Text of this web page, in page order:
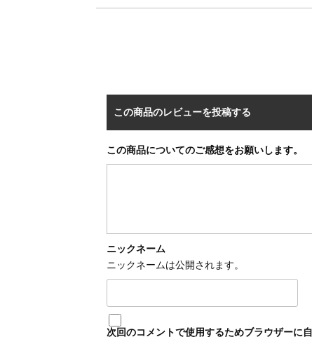
この商品のレビューを投稿する
この商品についてのご感想をお願いします。
ニックネーム
ニックネームは公開されます。
次回のコメントで使用するためブラウザーに